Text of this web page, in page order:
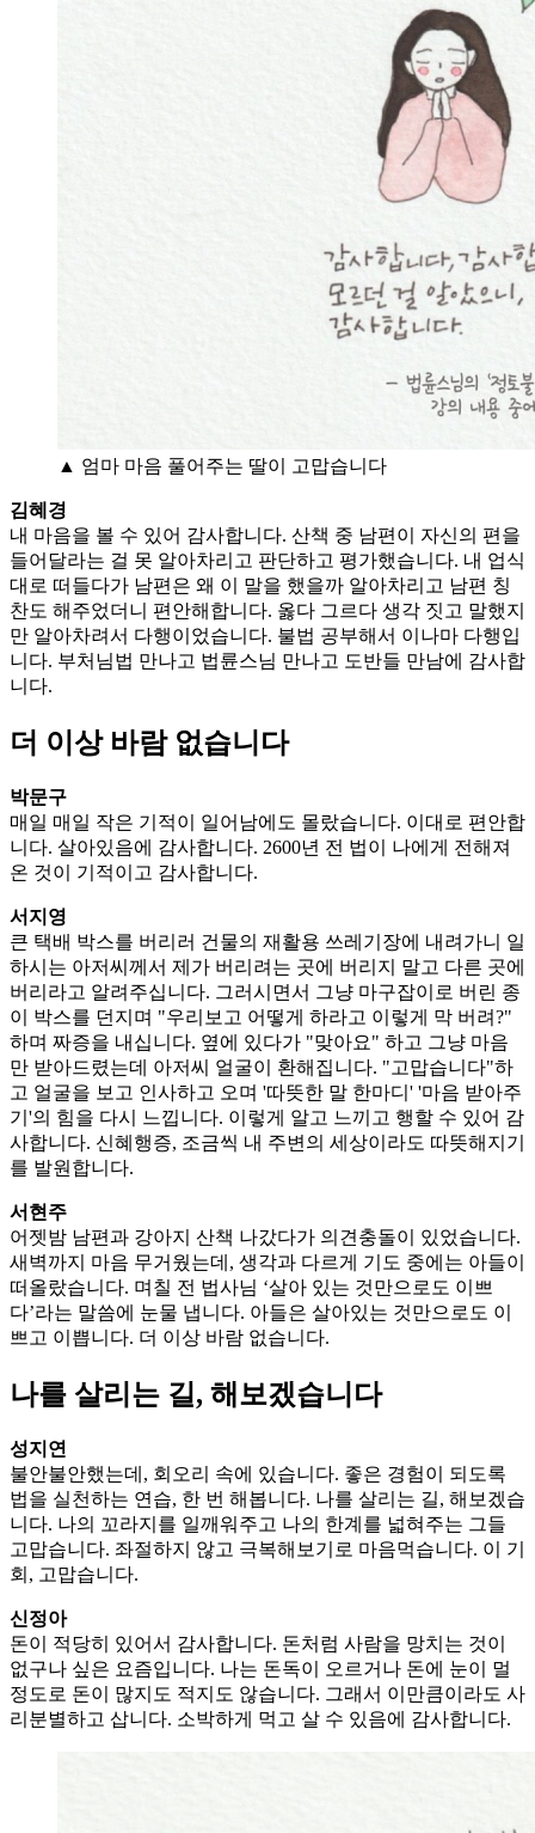
▲ 엄마 마음 풀어주는 딸이 고맙습니다
김혜경
내 마음을 볼 수 있어 감사합니다. 산책 중 남편이 자신의 편을
들어달라는 걸 못 알아차리고 판단하고 평가했습니다. 내 업식
대로 떠들다가 남편은 왜 이 말을 했을까 알아차리고 남편 칭
찬도 해주었더니 편안해합니다. 옳다 그르다 생각 짓고 말했지
만 알아차려서 다행이었습니다. 불법 공부해서 이나마 다행입
니다. 부처님법 만나고 법륜스님 만나고 도반들 만남에 감사합
니다.
더 이상 바람 없습니다
박문구
매일 매일 작은 기적이 일어남에도 몰랐습니다. 이대로 편안합
니다. 살아있음에 감사합니다. 2600년 전 법이 나에게 전해져
온 것이 기적이고 감사합니다.
서지영
큰 택배 박스를 버리러 건물의 재활용 쓰레기장에 내려가니 일
하시는 아저씨께서 제가 버리려는 곳에 버리지 말고 다른 곳에
버리라고 알려주십니다. 그러시면서 그냥 마구잡이로 버린 종
이 박스를 던지며 "우리보고 어떻게 하라고 이렇게 막 버려?"
하며 짜증을 내십니다. 옆에 있다가 "맞아요" 하고 그냥 마음
만 받아드렸는데 아저씨 얼굴이 환해집니다. "고맙습니다"하
고 얼굴을 보고 인사하고 오며 '따뜻한 말 한마디' '마음 받아주
기'의 힘을 다시 느낍니다. 이렇게 알고 느끼고 행할 수 있어 감
사합니다. 신혜행증, 조금씩 내 주변의 세상이라도 따뜻해지기
를 발원합니다.
서현주
어젯밤 남편과 강아지 산책 나갔다가 의견충돌이 있었습니다.
새벽까지 마음 무거웠는데, 생각과 다르게 기도 중에는 아들이
떠올랐습니다. 며칠 전 법사님 ‘살아 있는 것만으로도 이쁘
다’라는 말씀에 눈물 냅니다. 아들은 살아있는 것만으로도 이
쁘고 이쁩니다. 더 이상 바람 없습니다.
나를 살리는 길, 해보겠습니다
성지연
불안불안했는데, 회오리 속에 있습니다. 좋은 경험이 되도록
법을 실천하는 연습, 한 번 해봅니다. 나를 살리는 길, 해보겠습
니다. 나의 꼬라지를 일깨워주고 나의 한계를 넓혀주는 그들
고맙습니다. 좌절하지 않고 극복해보기로 마음먹습니다. 이 기
회, 고맙습니다.
신정아
돈이 적당히 있어서 감사합니다. 돈처럼 사람을 망치는 것이
없구나 싶은 요즘입니다. 나는 돈독이 오르거나 돈에 눈이 멀
정도로 돈이 많지도 적지도 않습니다. 그래서 이만큼이라도 사
리분별하고 삽니다. 소박하게 먹고 살 수 있음에 감사합니다.